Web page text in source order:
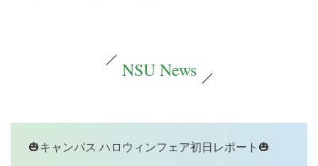
NSU News
🎃キャンパス ハロウィンフェア初日レポート🎃